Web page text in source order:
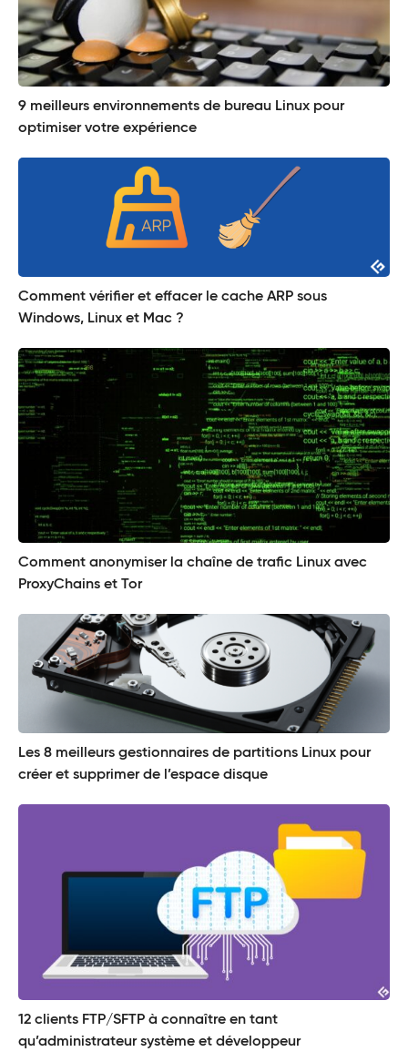
9 meilleurs environnements de bureau Linux pour
optimiser votre expérience
Comment vérifier et effacer le cache ARP sous
Windows, Linux et Mac ?
Comment anonymiser la chaîne de trafic Linux avec
ProxyChains et Tor
Les 8 meilleurs gestionnaires de partitions Linux pour
créer et supprimer de l’espace disque
12 clients FTP/SFTP à connaître en tant
qu’administrateur système et développeur